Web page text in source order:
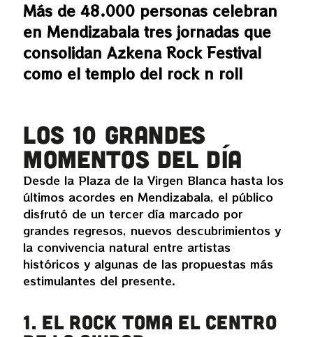
Más de 48.000 personas celebran
en Mendizabala tres jornadas que
consolidan Azkena Rock Festival
como el templo del rock n roll
Los 10 grandes
momentos del día
Desde la Plaza de la Virgen Blanca hasta los
últimos acordes en Mendizabala, el público
disfrutó de un tercer día marcado por
grandes regresos, nuevos descubrimientos y
la convivencia natural entre artistas
históricos y algunas de las propuestas más
estimulantes del presente.
1. El rock toma el centro